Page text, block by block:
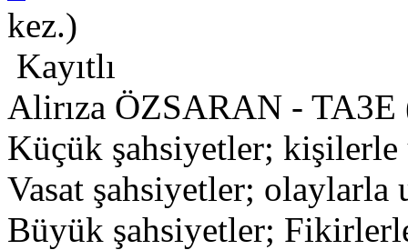
kez.)
Kayıtlı
Alirıza ÖZSARAN -
Küçük şahsiyetler; kişilerle
Vasat şahsiyetler; olaylarla
Büyük şahsiyetler;